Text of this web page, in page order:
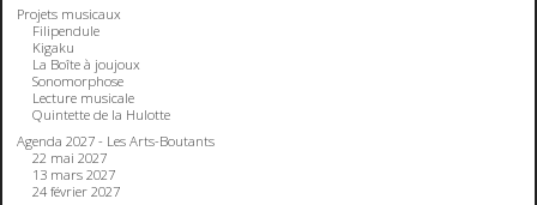
Projets musicaux
Filipendule
Kigaku
La Boîte à joujoux
Sonomorphose
Lecture musicale
Quintette de la Hulotte
Agenda 2027 - Les Arts-Boutants
22 mai 2027
13 mars 2027
24 février 2027